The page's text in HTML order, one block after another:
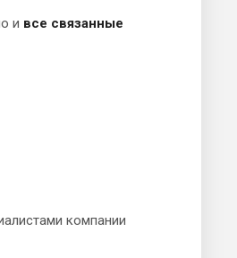
и все связанные
компании